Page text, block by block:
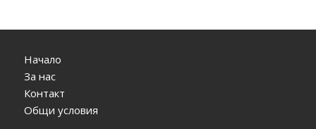
Начало
За нас
Контакт
Общи условия